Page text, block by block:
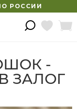
РОССИИ
-
ЗАЛОГ